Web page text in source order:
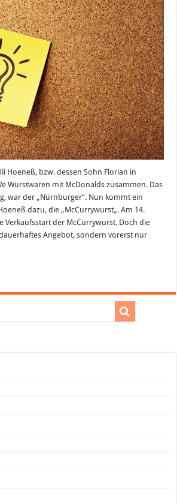
McCurrywurst
kommt
–
Currywurst-
Aktion
ab
14.
Februar
2013
bei
McDonalds
Hoeneß, bzw. dessen Sohn Florian in
Wurstwaren mit McDonalds zusammen. Das
war der „Nürnburger“. Nun kommt ein
dazu, die „McCurrywurst„. Am 14.
Verkaufsstart der McCurrywurst. Doch die
Angebot, sondern vorerst nur